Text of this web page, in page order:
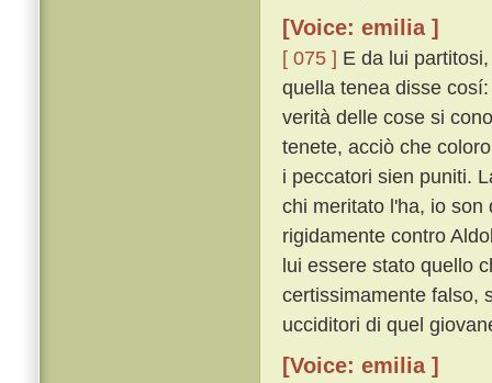
[Voice: emilia ]
[ 075 ] E da lui
quella tenea disse
verità delle cose si
tenete, acciò che
i peccatori sien puniti.
chi meritato l'ha, io
rigidamente contro
lui essere stato quello
certissimamente falso,
ucciditori di quel
[Voice: emilia ]